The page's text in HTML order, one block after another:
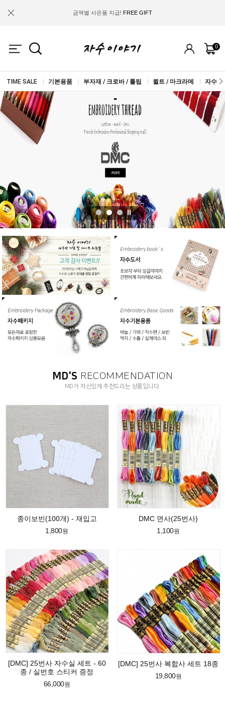
금액별 사은품 지급! FREE GIFT
0
TIME SALE 기본용품 부자재 / 크로바 / 튤립 퀼트 / 마크라메 자수실
MD'S RECOMMENDATION
MD가 자신있게 추천드리는 상품입니다.
종이보빈(100개) - 재입고
1,800원
DMC 면사(25번사)
1,100원
[DMC] 25번사 자수실 세트 - 60
종 / 실번호 스티커 증정
66,000원
[DMC] 25번사 복합사 세트 18종
19,800원